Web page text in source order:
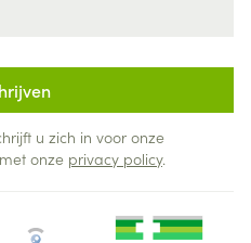
u zich in voor onze
onze privacy policy.